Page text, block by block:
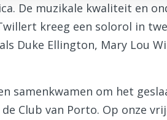
De muzikale kwaliteit en
kreeg een solorol in
Duke Ellington, Mary Lou
samenkwamen om het
Club van Porto. Op onze